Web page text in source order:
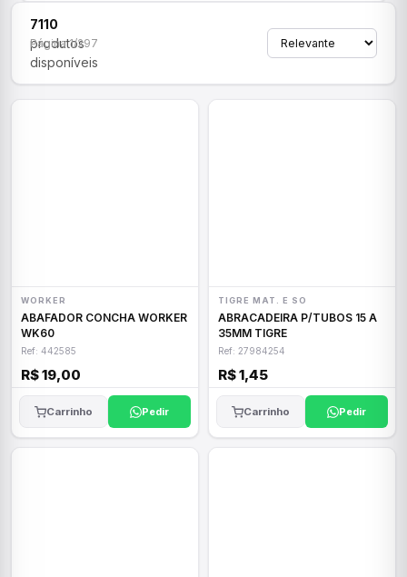
7110
produtos
disponíveis
Página 1/297
WORKER
ABAFADOR CONCHA WORKER
WK60
Ref: 442585
R$ 19,00
Carrinho Pedir
TIGRE MAT. E SO
ABRACADEIRA P/TUBOS 15 A
35MM TIGRE
Ref: 27984254
R$ 1,45
Carrinho Pedir